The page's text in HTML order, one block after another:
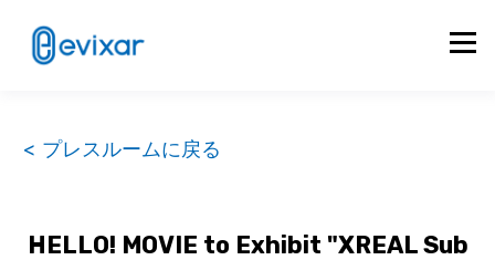
< プレスルームに戻る
HELLO! MOVIE to Exhibit "XREAL Sub